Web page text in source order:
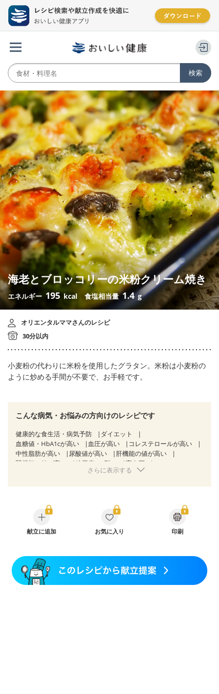
海老とブロッコリーの米粉クリーム焼き
エネルギー 195 kcal 食塩相当量1.4 g
オリエンタルママさんのレシピ
30分以内
小麦粉の代わりに米粉を使用したグラタン。米粉は小麦粉の
ように炒める手間が不要で、お手軽です。
こんな病気・お悩みの方向けのレシピです
健康的な食生活・病気予防
ダイエット
血糖値・HbA1cが高い
血圧が高い
コレステロールが高い
中性脂肪が高い
尿酸値が高い
肝機能の値が高い
腎機能の値が高い
糖尿病（2型）
高血圧
胃ポリープ
胆石症
糖尿病性腎症（第３期）
CKD（ステージ１）
CKD（ステージ２）
乳がん（抗がん剤治療中）
乳がん（ホルモン療法中）
乳がん（放射線治療中）
妊婦健診・血圧が気になる（初期）
妊婦健診・血糖値が気になる（初期）
妊娠高血圧(中期)
妊娠糖尿病(初期)
さらに表示する
献立に追加 お気に入り 印刷